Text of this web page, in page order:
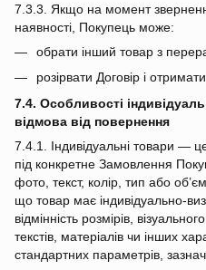
7.3.3. Якщо на момент
наявності, Покупець може:
обрати інший товар з
розірвати Договір і
7.4. Особливості
відмова від повернення
7.4.1. Індивідуальні товари —
під конкретне Замовлення
фото, текст, колір, тип або
що товар має
відмінність розмірів,
текстів, матеріалів чи інших
стандартних параметрів,